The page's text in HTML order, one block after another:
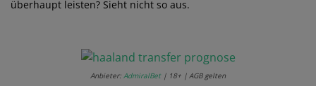
überhaupt leisten? Sieht nicht so aus.
Anbieter: AdmiralBet | 18+ | AGB gelten